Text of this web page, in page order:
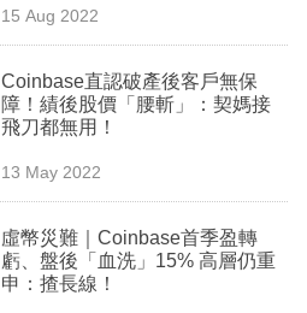
15 Aug 2022
Coinbase直認破產後客戶無保
障！績後股價「腰斬」：契媽接
飛刀都無用！
13 May 2022
虛幣災難｜Coinbase首季盈轉
虧、盤後「血洗」15% 高層仍重
申：揸長線！